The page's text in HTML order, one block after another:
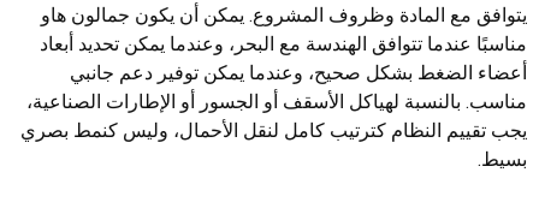
يتوافق مع المادة وظروف المشروع. يمكن أن يكون جمالون هاو
مناسبًا عندما تتوافق الهندسة مع البحر، وعندما يمكن تحديد أبعاد
أعضاء الضغط بشكل صحيح، وعندما يمكن توفير دعم جانبي
مناسب. بالنسبة لهياكل الأسقف أو الجسور أو الإطارات الصناعية،
يجب تقييم النظام كترتيب كامل لنقل الأحمال، وليس كنمط بصري
بسيط.